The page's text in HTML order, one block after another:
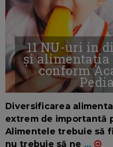
11 NU-uri in
și alimentația
conform
Diversificarea
extrem de importantă
Alimentele trebuie să
nu trebuie să ne ...